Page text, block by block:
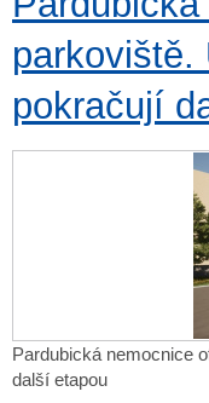
parkoviště.
pokračují
Pardubická nemocnice
další etapou